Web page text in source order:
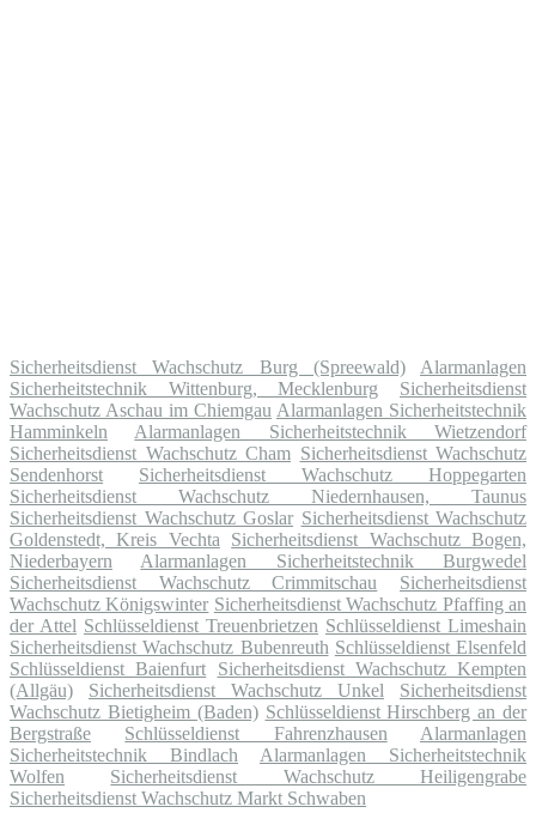
Sicherheitsdienst Wachschutz Burg (Spreewald)
Alarmanlagen
Sicherheitstechnik Wittenburg, Mecklenburg
Sicherheitsdienst
Wachschutz Aschau im Chiemgau Alarmanlagen Sicherheitstechnik
Hamminkeln
Alarmanlagen Sicherheitstechnik Wietzendorf
Sicherheitsdienst Wachschutz Cham Sicherheitsdienst Wachschutz
Sendenhorst
Sicherheitsdienst Wachschutz Hoppegarten
Sicherheitsdienst Wachschutz Niedernhausen, Taunus
Sicherheitsdienst Wachschutz Goslar Sicherheitsdienst Wachschutz
Goldenstedt, Kreis Vechta
Sicherheitsdienst Wachschutz Bogen,
Niederbayern
Alarmanlagen Sicherheitstechnik Burgwedel
Sicherheitsdienst Wachschutz Crimmitschau
Sicherheitsdienst
Wachschutz Königswinter Sicherheitsdienst Wachschutz Pfaffing an
der Attel Schlüsseldienst Treuenbrietzen Schlüsseldienst Limeshain
Sicherheitsdienst Wachschutz Bubenreuth Schlüsseldienst Elsenfeld
Schlüsseldienst Baienfurt
Sicherheitsdienst Wachschutz Kempten
(Allgäu)
Sicherheitsdienst Wachschutz Unkel
Sicherheitsdienst
Wachschutz Bietigheim (Baden) Schlüsseldienst Hirschberg an der
Bergstraße
Schlüsseldienst Fahrenzhausen
Alarmanlagen
Sicherheitstechnik Bindlach
Alarmanlagen Sicherheitstechnik
Wolfen
Sicherheitsdienst Wachschutz Heiligengrabe
Sicherheitsdienst Wachschutz Markt Schwaben